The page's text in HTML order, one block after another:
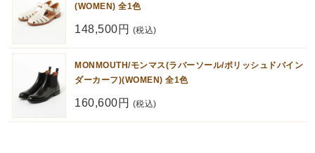
(WOMEN) 全1色
148,500円 (税込)
MONMOUTH/モンマス(ラバーソール/ポリッシュドバイン
ダーカーフ)(WOMEN) 全1色
160,600円 (税込)